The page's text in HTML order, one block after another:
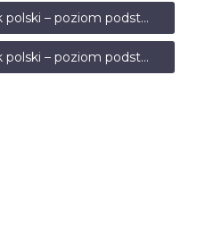
Matura poprawkowa język polski – poziom podstawowy – sierpień 2010
Matura poprawkowa język polski – poziom podstawowy – sierpień 2010 – odpowiedzi